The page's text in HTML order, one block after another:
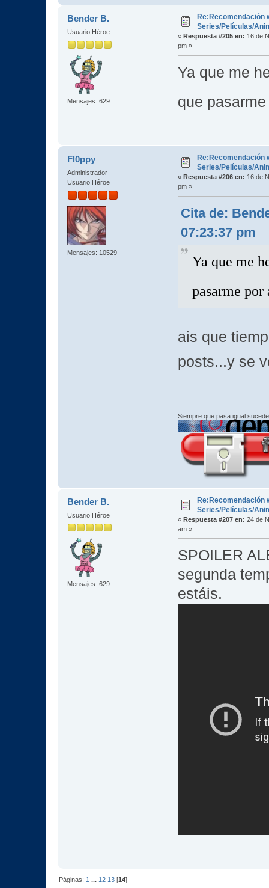
Bender B.
Usuario Héroe
Mensajes: 629
Re:Recomendación
Series/Películas/
« Respuesta #205 en: 16 de
pm »
Ya que me
que
Fl0ppy
Administrador
Usuario Héroe
Mensajes: 10529
Re:Recomendación
Series/Películas/
« Respuesta #206 en: 16 de
pm »
Cita de:
07:23:37 pm
Ya que me
pasarme
ais que
posts...y se
Siempre que pasa igual
Bender B.
Usuario Héroe
Mensajes: 629
Re:Recomendación
Series/Películas/
« Respuesta #207 en: 24 de
am »
SPOILER
segunda
estáis.
Páginas: 1 ... 12 13 [14]